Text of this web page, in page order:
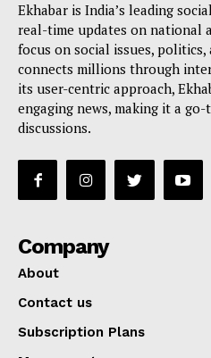
Ekhabar is India’s leading
real-time updates on national
focus on social issues,
connects millions through
its user-centric approach,
engaging news, making it a
discussions.
Company
About
Contact us
Subscription Plans